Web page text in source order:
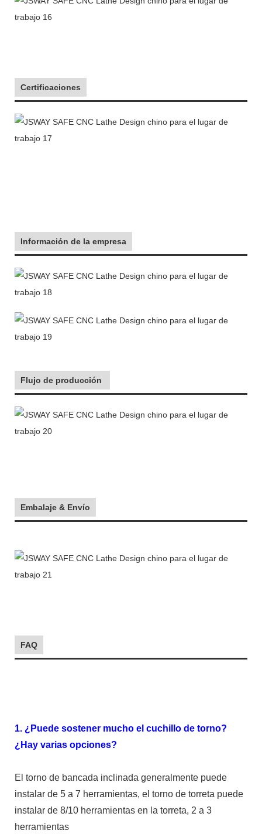
Certificaciones
Información de la empresa
Flujo de producción
Embalaje & Envío
FAQ
1. ¿Puede sostener mucho el cuchillo de torno?
¿Hay varias opciones?
El torno de bancada inclinada generalmente puede
instalar de 5 a 7 herramientas, el torno de torreta puede
instalar de 8/10 herramientas en la torreta, 2 a 3
herramientas